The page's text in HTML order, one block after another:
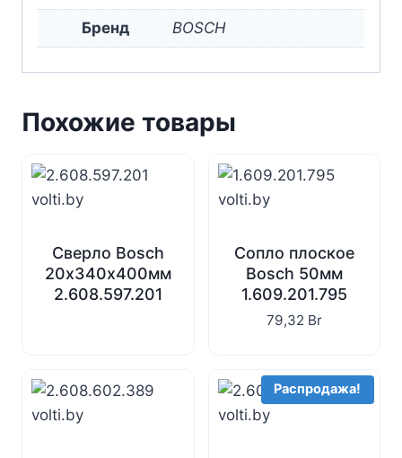
Бренд BOSCH
Похожие товары
Сверло Bosch
20х340х400мм
2.608.597.201
Сопло плоское
Bosch 50мм
1.609.201.795
79,32 Br
Распродажа!